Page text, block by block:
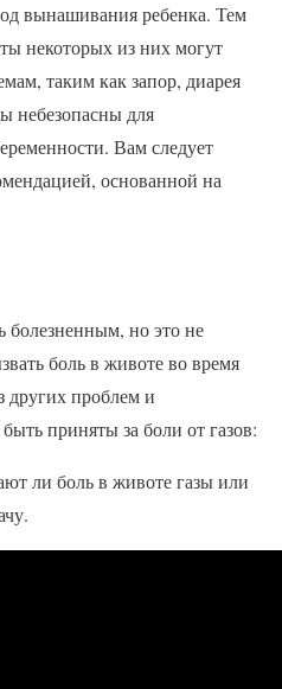
вынашивания ребенка. Тем
некоторых из них могут
таким как запор, диарея
небезопасны для
Вам следует
основанной на
болезненным, но это не
боль в животе во время
других проблем и
приняты за боли от газов:
ли боль в животе газы или